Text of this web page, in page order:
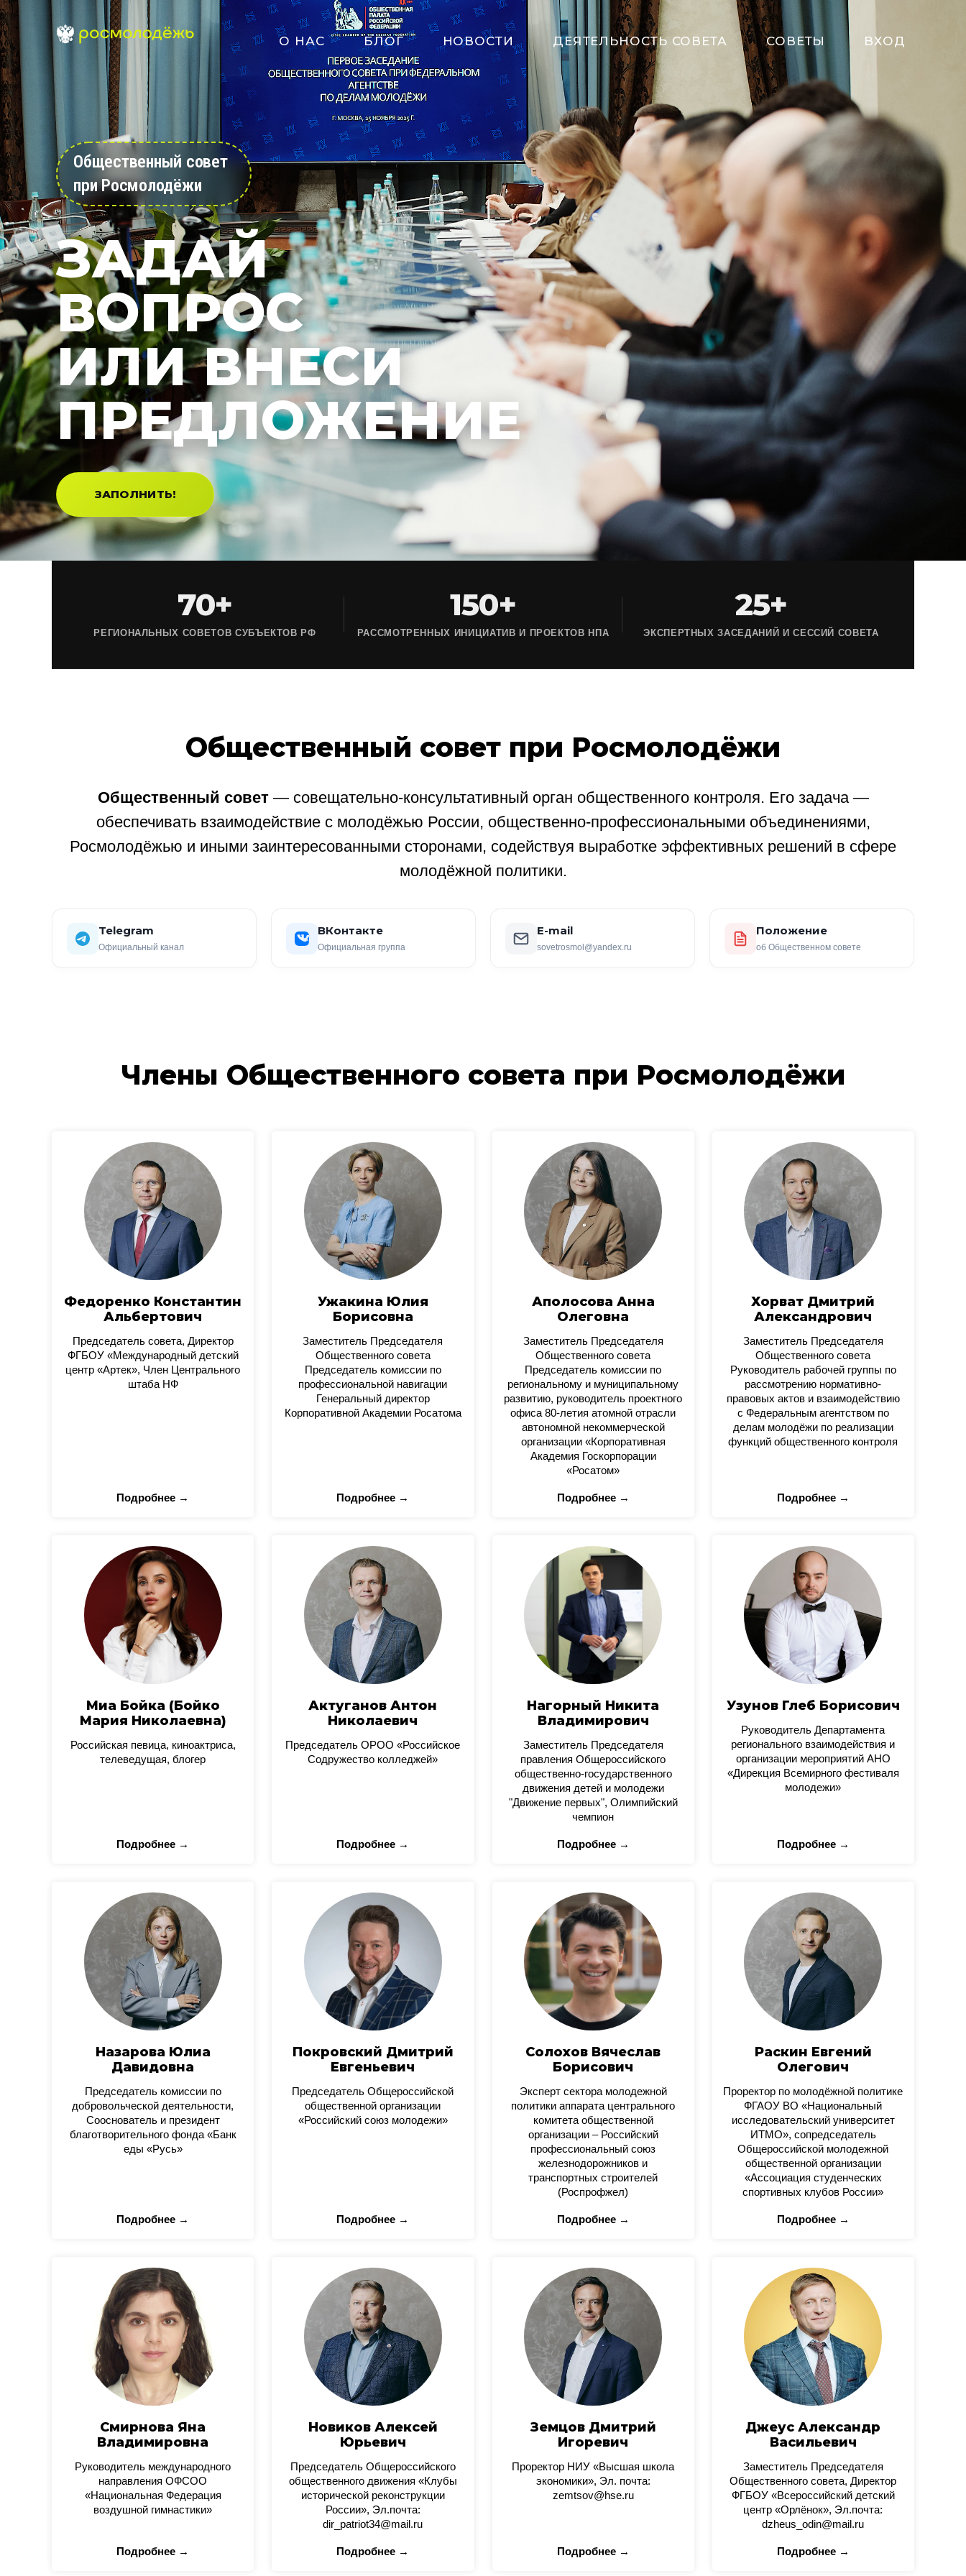
О НАС БЛОГ НОВОСТИ ДЕЯТЕЛЬНОСТЬ СОВЕТА СОВЕТЫ ВХОД
Общественный совет
при Росмолодёжи
ЗАДАЙ
ВОПРОС
ИЛИ ВНЕСИ
ПРЕДЛОЖЕНИЕ
ЗАПОЛНИТЬ!
70+
РЕГИОНАЛЬНЫХ СОВЕТОВ СУБЪЕКТОВ РФ
150+
РАССМОТРЕННЫХ ИНИЦИАТИВ И ПРОЕКТОВ НПА
25+
ЭКСПЕРТНЫХ ЗАСЕДАНИЙ И СЕССИЙ СОВЕТА
Общественный совет при Росмолодёжи
Общественный совет— совещательно-консультативный орган общественного контроля. Его задача —
обеспечивать взаимодействие с молодёжью России, общественно-профессиональными объединениями,
Росмолодёжью и иными заинтересованными сторонами, содействуя выработке эффективных решений в сфере
молодёжной политики.
Telegram
Официальный канал
ВКонтакте
Официальная группа
E-mail
sovetrosmol@yandex.ru
Положение
об Общественном совете
Члены Общественного совета при Росмолодёжи
Федоренко Константин
Альбертович
Председатель совета, Директор
ФГБОУ «Международный детский
центр «Артек», Член Центрального
штаба НФ
Подробнее →
Ужакина Юлия
Борисовна
Заместитель Председателя
Общественного совета
Председатель комиссии по
профессиональной навигации
Генеральный директор
Корпоративной Академии Росатома
Подробнее →
Аполосова Анна
Олеговна
Заместитель Председателя
Общественного совета
Председатель комиссии по
региональному и муниципальному
развитию, руководитель проектного
офиса 80-летия атомной отрасли
автономной некоммерческой
организации «Корпоративная
Академия Госкорпорации
«Росатом»
Подробнее →
Хорват Дмитрий
Александрович
Заместитель Председателя
Общественного совета
Руководитель рабочей группы по
рассмотрению нормативно-
правовых актов и взаимодействию
с Федеральным агентством по
делам молодёжи по реализации
функций общественного контроля
Подробнее →
Миа Бойка (Бойко
Мария Николаевна)
Российская певица, киноактриса,
телеведущая, блогер
Подробнее →
Актуганов Антон
Николаевич
Председатель ОРОО «Российское
Содружество колледжей»
Подробнее →
Нагорный Никита
Владимирович
Заместитель Председателя
правления Общероссийского
общественно-государственного
движения детей и молодежи
"Движение первых", Олимпийский
чемпион
Подробнее →
Узунов Глеб Борисович
Руководитель Департамента
регионального взаимодействия и
организации мероприятий АНО
«Дирекция Всемирного фестиваля
молодежи»
Подробнее →
Назарова Юлиа
Давидовна
Председатель комиссии по
добровольческой деятельности,
Сооснователь и президент
благотворительного фонда «Банк
еды «Русь»
Подробнее →
Покровский Дмитрий
Евгеньевич
Председатель Общероссийской
общественной организации
«Российский союз молодежи»
Подробнее →
Солохов Вячеслав
Борисович
Эксперт сектора молодежной
политики аппарата центрального
комитета общественной
организации – Российский
профессиональный союз
железнодорожников и
транспортных строителей
(Роспрофжел)
Подробнее →
Раскин Евгений
Олегович
Проректор по молодёжной политике
ФГАОУ ВО «Национальный
исследовательский университет
ИТМО», сопредседатель
Общероссийской молодежной
общественной организации
«Ассоциация студенческих
спортивных клубов России»
Подробнее →
Смирнова Яна
Владимировна
Руководитель международного
направления ОФСОО
«Национальная Федерация
воздушной гимнастики»
Подробнее →
Новиков Алексей
Юрьевич
Председатель Общероссийского
общественного движения «Клубы
исторической реконструкции
России», Эл.почта:
dir_patriot34@mail.ru
Подробнее →
Земцов Дмитрий
Игоревич
Проректор НИУ «Высшая школа
экономики», Эл. почта:
zemtsov@hse.ru
Подробнее →
Джеус Александр
Васильевич
Заместитель Председателя
Общественного совета, Директор
ФГБОУ «Всероссийский детский
центр «Орлёнок», Эл.почта:
dzheus_odin@mail.ru
Подробнее →